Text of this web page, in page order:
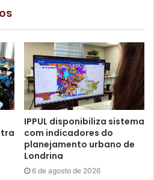
quem agendou a castração.
e tira a vaga de outros
IPPUL disponibiliza sistema
com indicadores do
planejamento urbano de
Londrina
6 de agosto de 2026